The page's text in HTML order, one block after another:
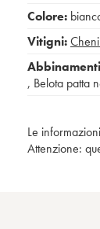
Colore:
Vitigni:
, Belota patta
Le
Attenzione: